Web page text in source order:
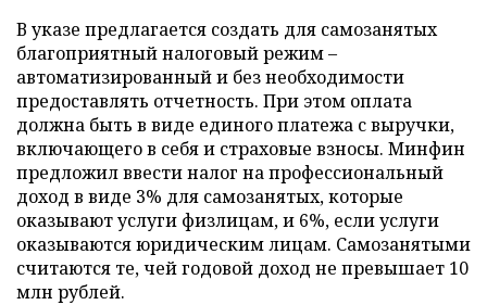
В указе предлагается создать для самозанятых
благоприятный налоговый режим –
автоматизированный и без необходимости
предоставлять отчетность. При этом оплата
должна быть в виде единого платежа с выручки,
включающего в себя и страховые взносы. Минфин
предложил ввести налог на профессиональный
доход в виде 3% для самозанятых, которые
оказывают услуги физлицам, и 6%, если услуги
оказываются юридическим лицам. Самозанятыми
считаются те, чей годовой доход не превышает 10
млн рублей.